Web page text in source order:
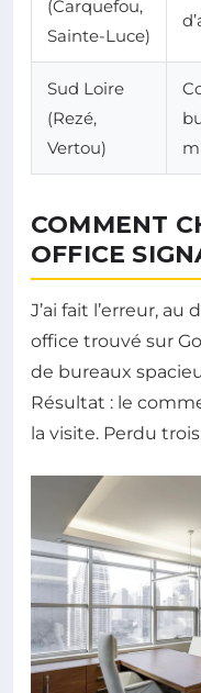
(Carquefou,
Sainte-Luce)
Sud Loire
(Rezé,
Vertou)
COMMENT
OFFICE
J’ai fait l’erreur,
office trouvé sur
de bureaux
Résultat : le
la visite. Perdu